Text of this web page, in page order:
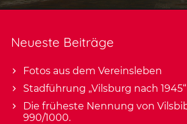
Neueste Beiträge
Fotos aus dem Vereinsleben
Stadführung „Vilsburg nach 1945“
Die früheste Nennung von
990/1000.